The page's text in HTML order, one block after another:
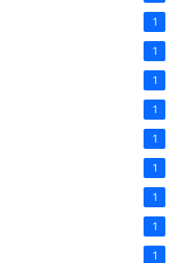
1
1
1
1
1
1
1
1
1